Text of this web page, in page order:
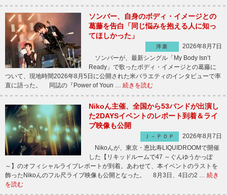
ソンバー、自身のボディ・イメージとの
葛藤を告白「同じ悩みを抱える人に知っ
てほしかった」
洋楽
2026年8月7日
ソンバーが、最新シングル「My Body Isn’t
Ready」で歌ったボディ・イメージとの葛藤に
ついて、現地時間2026年8月5日に公開された米バラエティのインタビューで率
直に語った。 同誌の『Power of Youn … 続きを読む
Nikoん主催、全国から53バンドが出演し
た2DAYSイベントのレポート到着＆ライ
ブ映像も公開
Ｊ－ＰＯＰ
2026年8月7日
Nikoんが、東京・恵比寿LIQUIDROOMで開催
した【リキッドルームで47 ～ぐんゆうかっぽ
～】のオフィシャルライブレポートが到着。あわせて、本イベントのラストを
飾ったNikoんのフル尺ライブ映像も公開となった。 8月3日、4日の2 … 続き
を読む